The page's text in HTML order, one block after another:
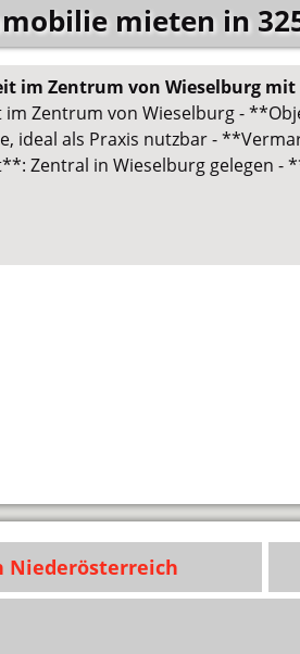
mieten in
im Zentrum von Wieselburg mit
im Zentrum von Wieselburg -
ideal als Praxis nutzbar -
Zentral in Wieselburg gelegen -
Niederösterreich